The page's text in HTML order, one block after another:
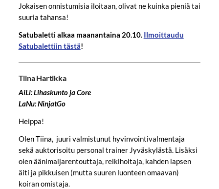
Jokaisen onnistumisia iloitaan, olivat ne kuinka pieniä tai
suuria tahansa!
Satubaletti alkaa maanantaina 20.10. Ilmoittaudu
Satubalettiin tästä!
Tiina Hartikka
AiLi: Lihaskunto ja Core
LaNu: NinjatGo
Heippa!
Olen Tiina, juuri valmistunut hyvinvointivalmentaja
sekä auktorisoitu personal trainer Jyväskylästä. Lisäksi
olen äänimaljarentouttaja, reikihoitaja, kahden lapsen
äiti ja pikkuisen (mutta suuren luonteen omaavan)
koiran omistaja.